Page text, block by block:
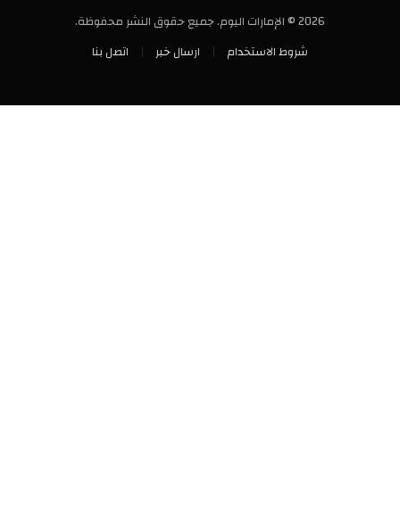
2026 © الإمارات اليوم. جميع حقوق النشر محفوظة.
شروط الاستخدام
ارسال خبر اتصل بنا